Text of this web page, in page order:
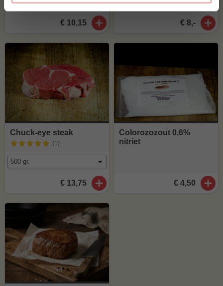
€ 10,15 € 8,-
Chuck-eye steak
(1)
€ 13,75
Colorozozout 0,6%
nitriet
€ 4,50